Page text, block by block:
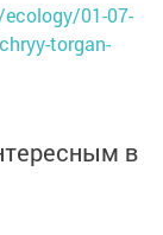
01-07-
torgan-
в